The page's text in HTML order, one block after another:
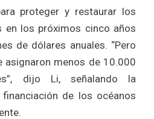
proteger y restaurar los
en los próximos cinco años
de dólares anuales. “Pero
menos de 10.000
dijo Li, señalando la
de los océanos